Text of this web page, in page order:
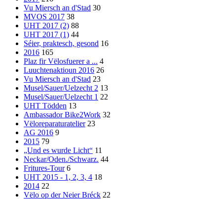
Vu Miersch an d'Stad 30
MVOS 2017 38
UHT 2017 (2) 88
UHT 2017 (1) 44
Séier, praktesch, gesond 16
2016 165
Plaz fir Vëlosfuerer a ... 4
Luuchtenaktioun 2016 26
Vu Miersch an d'Stad 23
Musel/Sauer/Uelzecht 2 13
Musel/Sauer/Uelzecht 1 22
UHT Tödden 13
Ambassador Bike2Work 32
Vëloreparaturatelier 23
AG 2016 9
2015 79
„Und es wurde Licht“ 11
Neckar/Oden./Schwarz. 44
Fritures-Tour 6
UHT 2015 - 1, 2, 3, 4 18
2014 22
Vëlo op der Neier Bréck 22